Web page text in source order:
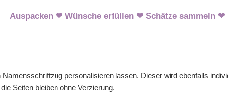
Auspacken ❤ Wünsche erfüllen ❤ Schätze sammeln ❤
personalisieren lassen. Dieser wird ebenfalls
Seiten bleiben ohne Verzierung.